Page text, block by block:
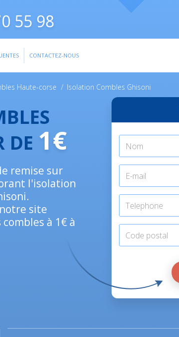
55 98
CONTACTEZ-NOUS
Haute-corse / Isolation Combles Ghisoni
DE 1€
remise sur
l'isolation
site
à 1€ à